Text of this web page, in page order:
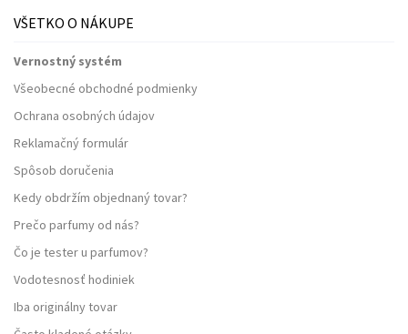
VŠETKO O NÁKUPE
Vernostný systém
Všeobecné obchodné podmienky
Ochrana osobných údajov
Reklamačný formulár
Spôsob doručenia
Kedy obdržím objednaný tovar?
Prečo parfumy od nás?
Čo je tester u parfumov?
Vodotesnosť hodiniek
Iba originálny tovar